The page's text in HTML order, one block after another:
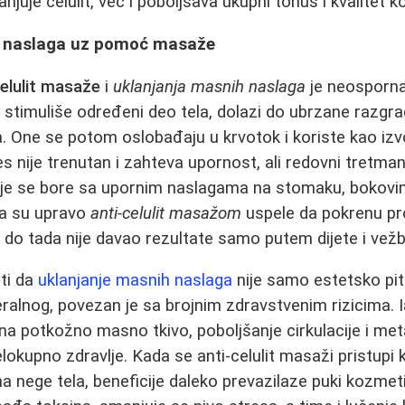
uz pomoć masaže
masaže i uklanjanja masnih naslaga je
određeni deo tela, dolazi do ubrzane
One se potom oslobađaju u krvotok i koriste kao
nije trenutan i zahteva upornost, ali redovni
se bore sa upornim naslagama na stomaku,
su upravoanti-celulit masažom uspele da pokrenu
tada nije davao rezultate samo putem dijete i
da uklanjanje masnih naslaga nije samo estetsko
povezan je sa brojnim zdravstvenim rizicima.
potkožno masno tkivo, poboljšanje cirkulacije i
zdravlje. Kada se anti-celulit masaži pristupi
nege tela, beneficije daleko prevazilaze puki